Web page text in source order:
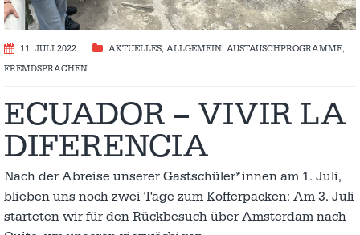
11. JULI 2022 AKTUELLES, ALLGEMEIN, AUSTAUSCH­PROGRAMME,
FREMDSPRACHEN
ECUADOR – VIVIR LA
DIFERENCIA
Nach der Abreise unserer Gastschüler*innen am 1. Juli,
blieben uns noch zwei Tage zum Kofferpacken: Am 3. Juli
starteten wir für den Rückbesuch über Amsterdam nach